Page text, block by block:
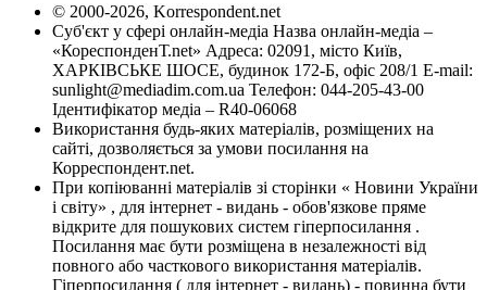
© 2000-2026, Korrespondent.net
Суб'єкт у сфері онлайн-медіа Назва онлайн-медіа –
«КореспонденТ.net» Адреса: 02091, місто Київ,
ХАРКІВСЬКЕ ШОСЕ, будинок 172-Б, офіс 208/1 E-mail:
sunlight@mediadim.com.ua Телефон: 044-205-43-00
Ідентифікатор медіа – R40-06068
Використання будь-яких матеріалів, розміщених на
сайті, дозволяється за умови посилання на
Корреспондент.net.
При копіюванні матеріалів зі сторінки « Новини України
і світу» , для інтернет - видань - обов'язкове пряме
відкрите для пошукових систем гіперпосилання .
Посилання має бути розміщена в незалежності від
повного або часткового використання матеріалів.
Гіперпосилання ( для інтернет - видань) - повинна бути